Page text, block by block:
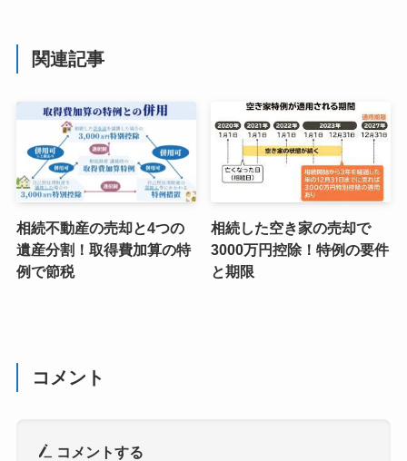
関連記事
相続不動産の売却と4つの
遺産分割！取得費加算の特
例で節税
相続した空き家の売却で
3000万円控除！特例の要件
と期限
コメント
コメントする